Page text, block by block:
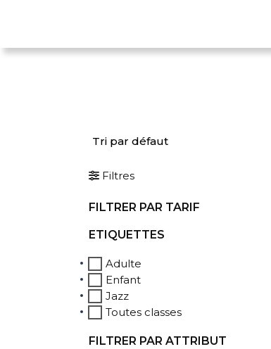
Filtres
FILTRER PAR TARIF
ETIQUETTES
Adulte
Enfant
Jazz
Toutes classes
FILTRER PAR ATTRIBUT